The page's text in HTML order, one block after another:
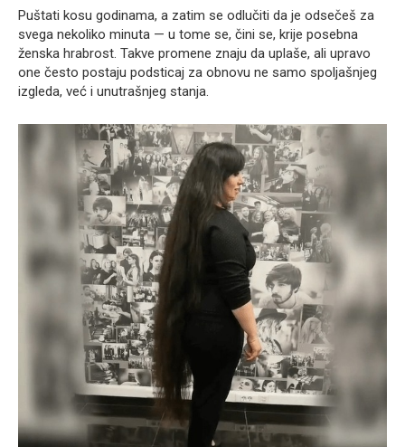
Puštati kosu godinama, a zatim se odlučiti da je odsečeš za
svega nekoliko minuta — u tome se, čini se, krije posebna
ženska hrabrost. Takve promene znaju da uplaše, ali upravo
one često postaju podsticaj za obnovu ne samo spoljašnjeg
izgleda, već i unutrašnjeg stanja.